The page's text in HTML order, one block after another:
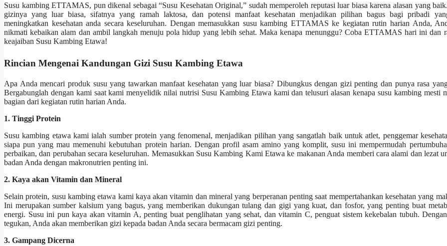
Susu kambing ETTAMAS, pun dikenal sebagai “Susu Kesehatan Original,” sudah memperoleh reputasi luar biasa karena alasan yang
gizinya yang luar biasa, sifatnya yang ramah laktosa, dan potensi manfaat kesehatan menjadikan pilihan bagus bagi pribadi
meningkatkan kesehatan anda secara keseluruhan. Dengan memasukkan susu kambing ETTAMAS ke kegiatan rutin harian Anda,
nikmati kebaikan alam dan ambil langkah menuju pola hidup yang lebih sehat. Maka kenapa menunggu? Coba ETTAMAS hari ini dan
keajaiban Susu Kambing Etawa!
Rincian Mengenai Kandungan Gizi Susu Kambing Etawa
Apa Anda mencari produk susu yang tawarkan manfaat kesehatan yang luar biasa? Dibungkus dengan gizi penting dan punya rasa
Bergabunglah dengan kami saat kami menyelidik nilai nutrisi Susu Kambing Etawa kami dan telusuri alasan kenapa susu kambing mesti
bagian dari kegiatan rutin harian Anda.
1. Tinggi Protein
Susu kambing etawa kami ialah sumber protein yang fenomenal, menjadikan pilihan yang sangatlah baik untuk atlet, penggemar
siapa pun yang mau memenuhi kebutuhan protein harian. Dengan profil asam amino yang komplit, susu ini mempermudah
perbaikan, dan perubahan secara keseluruhan. Memasukkan Susu Kambing Kami Etawa ke makanan Anda memberi cara alami dan lezat
badan Anda dengan makronutrien penting ini.
2. Kaya akan Vitamin dan Mineral
Selain protein, susu kambing etawa kami kaya akan vitamin dan mineral yang berperanan penting saat mempertahankan kesehatan yang
Ini merupakan sumber kalsium yang bagus, yang memberikan dukungan tulang dan gigi yang kuat, dan fosfor, yang penting buat
energi. Susu ini pun kaya akan vitamin A, penting buat penglihatan yang sehat, dan vitamin C, penguat sistem kekebalan tubuh.
tegukan, Anda akan memberikan gizi kepada badan Anda secara bermacam gizi penting.
3. Gampang Dicerna